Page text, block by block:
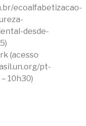
ecoalfabetizacao-
desde-
(acesso
pt-
10h30)